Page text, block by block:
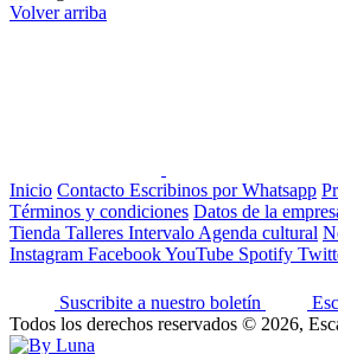
Volver arriba
Inicio Contacto Escribinos por Whatsapp
Términos y condiciones Datos de la
Tienda Talleres Intervalo Agenda cultural
Instagram FacebookYouTube Spotify
Suscribite a nuestro boletín
Todos los derechos reservados © 2026,